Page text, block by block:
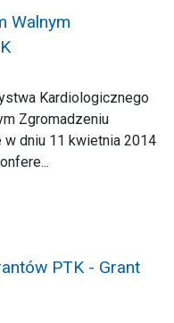
Walnym
Kardiologicznego
Zgromadzeniu
w dniu 11 kwietnia 2014
PTK - Grant